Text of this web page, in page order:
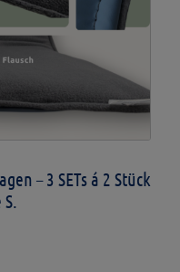
– 3 SETs á 2 Stück